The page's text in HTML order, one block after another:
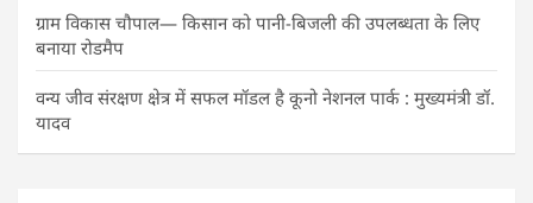
ग्राम विकास चौपाल— किसान को पानी-बिजली की उपलब्धता के लिए
बनाया रोडमैप
वन्य जीव संरक्षण क्षेत्र में सफल मॉडल है कूनो नेशनल पार्क : मुख्यमंत्री डॉ.
यादव